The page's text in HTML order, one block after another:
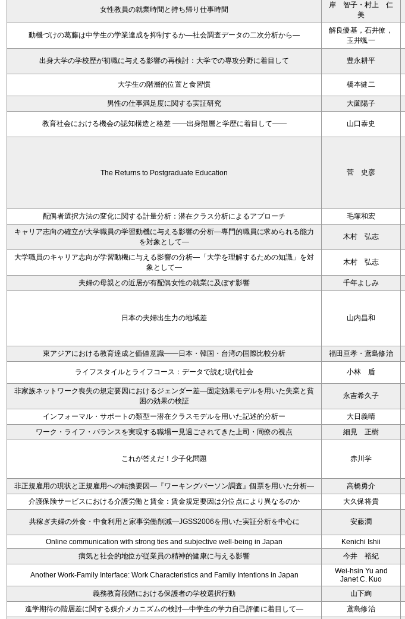
女性教員の就業時間と持ち帰り仕事時間
岸 智子・村上 仁
美
動機づけの葛藤は中学生の学業達成を抑制するか―社会調査データの二次分析から―
解良優基，石井僚，
玉井颯一
出身大学の学校歴が初職に与える影響の再検討：大学での専攻分野に着目して 豊永耕平
大学生の階層的位置と食習慣 橋本健二
男性の仕事満足度に関する実証研究
大薗陽子
教育社会における機会の認知構造と格差 ――出身階層と学歴に着目して―― 山口泰史
The Returns to Postgraduate Education 菅 史彦
配偶者選択方法の変化に関する計量分析：潜在クラス分析によるアプローチ
毛塚和宏
キャリア志向の確立が大学職員の学習動機に与える影響の分析―専門的職員に求められる能力
を対象として―
木村 弘志
大学職員のキャリア志向が学習動機に与える影響の分析―「大学を理解するための知識」を対
象として―
木村 弘志
夫婦の母親との近居が有配偶女性の就業に及ぼす影響 千年よしみ
日本の夫婦出生力の地域差 山内昌和
東アジアにおける教育達成と価値意識――日本・韓国・台湾の国際比較分析
福田亘孝・鳶島修治
ライフスタイルとライフコース：データで読む現代社会 小林 盾
非家族ネットワーク喪失の規定要因におけるジェンダー差―固定効果モデルを用いた失業と貧
困の効果の検証
永吉希久子
インフォーマル・サポートの類型ー潜在クラスモデルを用いた記述的分析ー
大日義晴
ワーク・ライフ・バランスを実現する職場ー見過ごされてきた上司・同僚の視点
細見 正樹
これが答えだ！少子化問題 赤川学
非正規雇用の現状と正規雇用への転換要因―『ワーキングパーソン調査』個票を用いた分析―
高橋勇介
介護保険サービスにおける介護労働と賃金：賃金規定要因は分位点により異なるのか
大久保将貴
共稼ぎ夫婦の外食・中食利用と家事労働削減―JGSS2006を用いた実証分析を中心に 安藤潤
Online communication with strong ties and subjective well-being in Japan Kenichi Ishii
病気と社会的地位が従業員の精神的健康に与える影響
今井 裕紀
Another Work-Family Interface: Work Characteristics and Family Intentions in Japan
Wei-hsin Yu and
Janet C. Kuo
義務教育段階における保護者の学校選択行動
山下絢
進学期待の階層差に関する媒介メカニズムの検討―中学生の学力自己評価に着目して―
鳶島修治